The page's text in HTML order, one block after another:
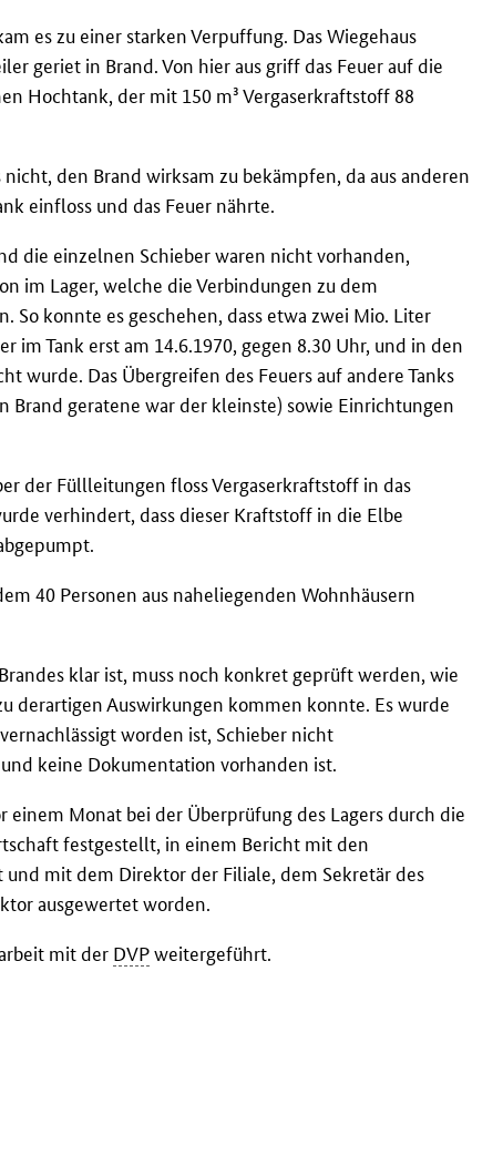
es zu einer starken Verpuffung. Das Wiegehaus
geriet in Brand. Von hier aus griff das Feuer auf die
Hochtank, der mit 150 m³ Vergaserkraftstoff 88
den Brand wirksam zu bekämpfen, da aus anderen
einfloss und das Feuer nährte.
die einzelnen Schieber waren nicht vorhanden,
im Lager, welche die Verbindungen zu dem
So konnte es geschehen, dass etwa zwei Mio. Liter
im Tank erst am 14.6.1970, gegen 8.30 Uhr, und in den
wurde. Das Übergreifen des Feuers auf andere Tanks
Brand geratene war der kleinste) sowie Einrichtungen
der Füllleitungen floss Vergaserkraftstoff in das
verhindert, dass dieser Kraftstoff in die Elbe
40 Personen aus naheliegenden Wohnhäusern
klar ist, muss noch konkret geprüft werden, wie
derartigen Auswirkungen kommen konnte. Es wurde
worden ist, Schieber nicht
keine Dokumentation vorhanden ist.
einem Monat bei der Überprüfung des Lagers durch die
festgestellt, in einem Bericht mit den
mit dem Direktor der Filiale, dem Sekretär des
ausgewertet worden.
mit der DVPweitergeführt.